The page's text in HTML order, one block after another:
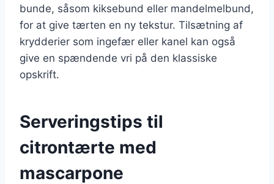
bunde, såsom kiksebund eller mandelmelbund,
for at give tærten en ny tekstur. Tilsætning af
krydderier som ingefær eller kanel kan også
give en spændende vri på den klassiske
opskrift.
Serveringstips til
citrontærte med
mascarpone